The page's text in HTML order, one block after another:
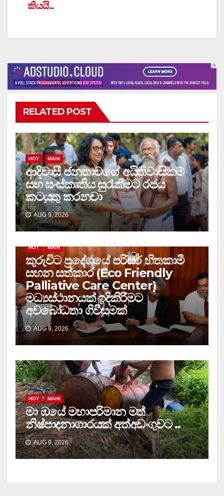
කියයි..
RELATED POST
HOT MAIN
ආදිවාසී ජනතාවගේ අයිතිවාසිකම්
සහ සංස්කෘතිය සුරැකීමට රජය
කටයුතු කරනවා
AUG 9, 2026
HOT MAIN
කුරුවිට ප්‍රදේශයේ පරිසර හිතකාමී
සහන සත්කාර (Eco Friendly
Palliative Care Center)
මධ්‍යස්ථානයක් ඉදිකිරීමට
අවබෝධතා ගිවිසුමක්
AUG 9, 2026
HOT MAIN
මා ඹයේ මහාපරිමාන මත්
නිෂ්පාදනාගාරයක් අත්අඩංගුවට ..
AUG 9, 2026